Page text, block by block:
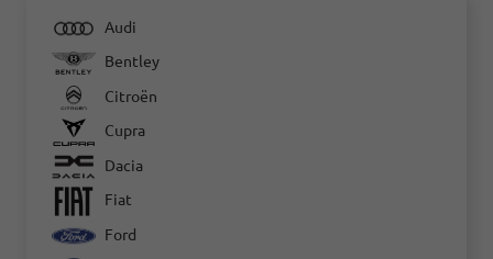
Audi
Bentley
Citroën
Cupra
Dacia
Fiat
Ford